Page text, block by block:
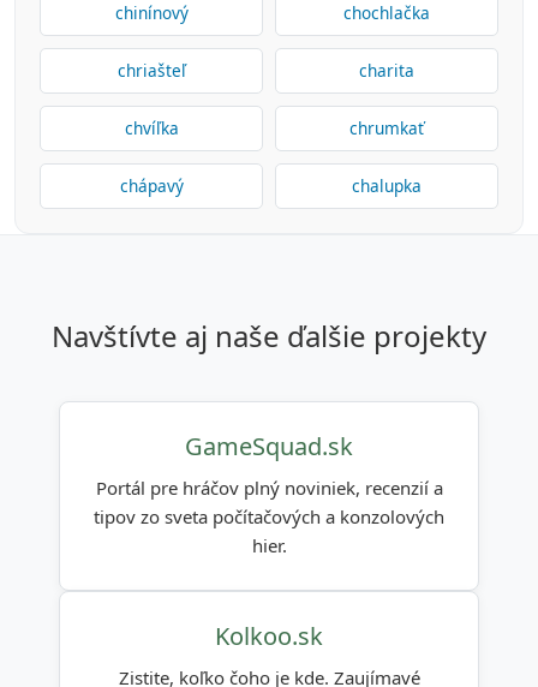
chinínový chochlačka
chriašteľ charita
chvíľka chrumkať
chápavý chalupka
navštívte aj naše ďalšie projekty
GameSquad.sk
Portál pre hráčov plný noviniek, recenzií a
tipov zo sveta počítačových a konzolových
hier.
Kolkoo.sk
Zistite, koľko čoho je kde. Zaujímavé